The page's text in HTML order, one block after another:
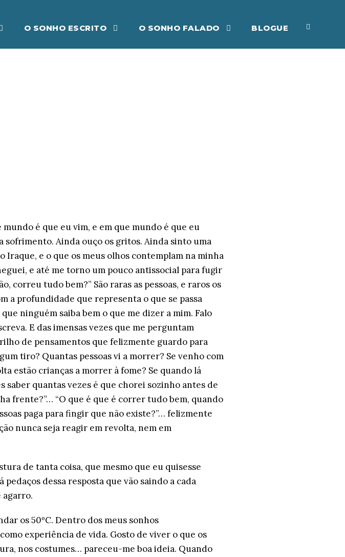
O SONHO ESCRITO O SONHO FALADO BLOGUE
é que eu vim, e em que mundo é que eu
sofrimento. Ainda ouço os gritos. Ainda sinto uma
e o que os meus olhos contemplam na minha
e até me torno um pouco antissocial para fugir
correu tudo bem?” São raras as pessoas, e raros os
a profundidade que representa o que se passa
ninguém saiba bem o que me dizer a mim. Falo
E das imensas vezes que me perguntam
de pensamentos que felizmente guardo para
tiro? Quantas pessoas vi a morrer? Se venho com
estão crianças a morrer à fome? Se quando lá
saber quantas vezes é que chorei sozinho antes de
frente?”… “O que é que é correr tudo bem, quando
paga para fingir que não existe?”… felizmente
nunca seja reagir em revolta, nem em
de tanta coisa, que mesmo que eu quisesse
dessa resposta que vão saindo a cada
agarro.
os 50ºC. Dentro dos meus sonhos
experiência de vida. Gosto de viver o que os
nos costumes… pareceu-me boa ideia. Quando